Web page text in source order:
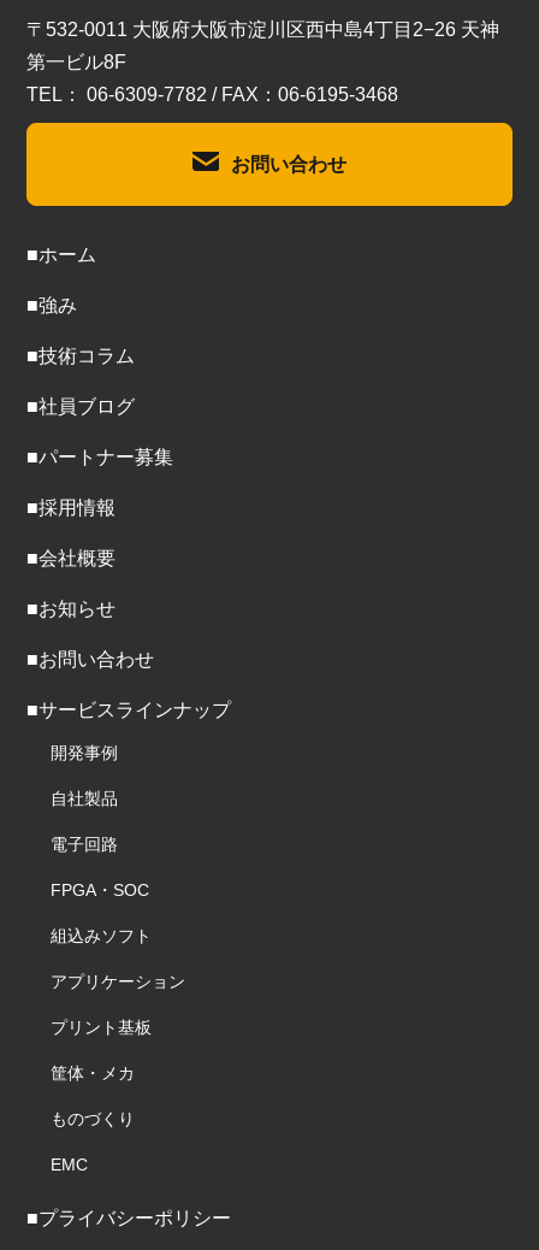
〒532-0011 大阪府大阪市淀川区西中島4丁目2−26 天神
第一ビル8F
TEL： 06-6309-7782 / FAX：06-6195-3468
お問い合わせ
■ホーム
■強み
■技術コラム
■社員ブログ
■パートナー募集
■採用情報
■会社概要
■お知らせ
■お問い合わせ
■サービスラインナップ
開発事例
自社製品
電子回路
FPGA・SOC
組込みソフト
アプリケーション
プリント基板
筐体・メカ
ものづくり
EMC
■プライバシーポリシー